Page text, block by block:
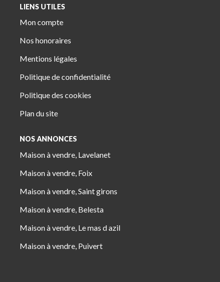
LIENS UTILES
Mon compte
Nos honoraires
Mentions légales
Politique de confidentialité
Politique des cookies
Plan du site
NOS ANNONCES
Maison à vendre, Lavelanet
Maison à vendre, Foix
Maison à vendre, Saint girons
Maison à vendre, Belesta
Maison à vendre, Le mas d azil
Maison à vendre, Puivert